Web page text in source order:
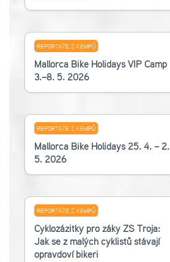
REPORTÁŽE Z KEMPŮ
Mallorca Bike Holidays VIP Camp
3.–8. 5. 2026
REPORTÁŽE Z KEMPŮ
Mallorca Bike Holidays 25. 4. – 2.
5. 2026
REPORTÁŽE Z KEMPŮ
Cyklozážitky pro žáky ZŠ Troja:
Jak se z malých cyklistů stávají
opravdoví bikeři